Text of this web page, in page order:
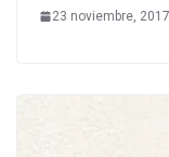
23 noviembre, 2017